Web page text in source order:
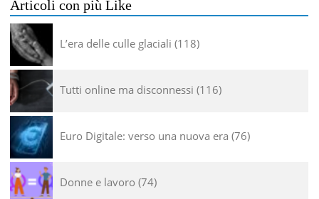
Articoli con più Like
L’era delle culle glaciali 118
Tutti online ma disconnessi 116
Euro Digitale: verso una nuova era 76
Donne e lavoro 74